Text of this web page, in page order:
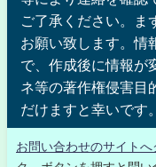
ご了承ください。ま
お願い致します。情
で、作成後に情報が
ネ等の著作権侵害目
だけますと幸いです。
お問い合わせのサイト